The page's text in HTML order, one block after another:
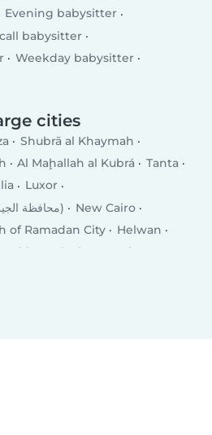
Evening babysitter
babysitter
Weekday babysitter
cities
Shubrā al Khaymah
Al Maḩallah al Kubrá
Tanta
Luxor
6th of October City (محافظة الجيزة)
New Cairo
of Ramadan City
Helwan
Qalyub Mīt Ghamr